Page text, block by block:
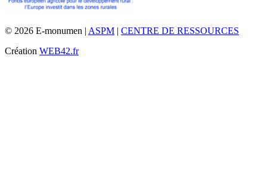
© 2026 E-monumen | ASPM | CENTRE DE RESSOURCES
Création WEB42.fr